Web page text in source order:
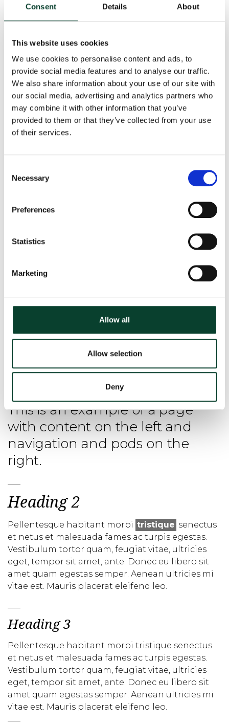
Consent Details About
This website uses cookies
We use cookies to personalise content and ads, to
provide social media features and to analyse our traffic.
We also share information about your use of our site with
our social media, advertising and analytics partners who
may combine it with other information that you’ve
provided to them or that they’ve collected from your use
of their services.
Selection
Necessary
Preferences
Statistics
Marketing
Allow all
Allow selection
Deny
This is an example of a page
with content on the left and
navigation and pods on the
right.
Heading 2
Pellentesque habitant morbi tristique senectus
et netus et malesuada fames ac turpis egestas.
Vestibulum tortor quam, feugiat vitae, ultricies
eget, tempor sit amet, ante. Donec eu libero sit
amet quam egestas semper. Aenean ultricies mi
vitae est. Mauris placerat eleifend leo.
Heading 3
Pellentesque habitant morbi tristique senectus
et netus et malesuada fames ac turpis egestas.
Vestibulum tortor quam, feugiat vitae, ultricies
eget, tempor sit amet, ante. Donec eu libero sit
amet quam egestas semper. Aenean ultricies mi
vitae est. Mauris placerat eleifend leo.